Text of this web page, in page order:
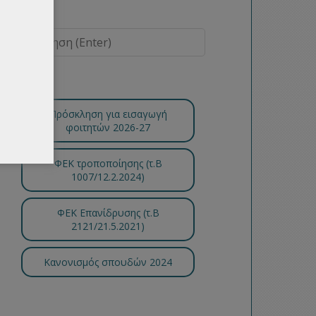
Πρόσκληση για εισαγωγή
φοιτητών 2026-27
ΦΕΚ τροποποίησης (τ.B
1007/12.2.2024)
ΦΕΚ Επανίδρυσης (τ.Β
2121/21.5.2021)
Κανονισμός σπουδών 2024